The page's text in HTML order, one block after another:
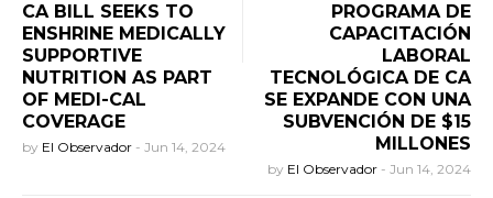
CA BILL SEEKS TO
ENSHRINE MEDICALLY
SUPPORTIVE
NUTRITION AS PART
OF MEDI-CAL
COVERAGE
by El Observador - Jun 14, 2024
PROGRAMA DE
CAPACITACIÓN
LABORAL
TECNOLÓGICA DE CA
SE EXPANDE CON UNA
SUBVENCIÓN DE $15
MILLONES
by El Observador - Jun 14, 2024